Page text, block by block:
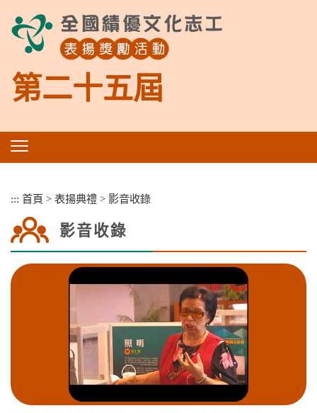
第二十五屆
::: 首頁 > 表揚典禮 > 影音收錄
影音收錄